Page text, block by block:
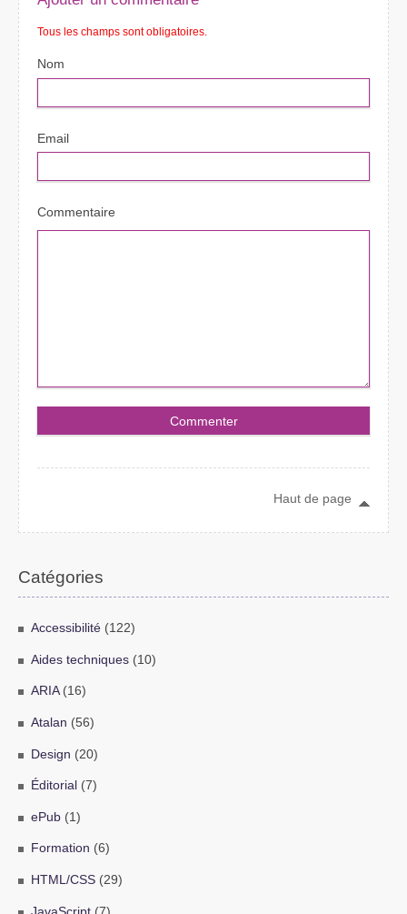
Tous les champs sont obligatoires.
Nom
Email
Commentaire
Haut de page
Catégories
Accessibilité(122)
Aides techniques(10)
ARIA(16)
Atalan (56)
Design (20)
Éditorial (7)
ePub(1)
Formation (6)
HTML/CSS(29)